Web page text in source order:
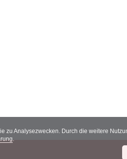
Analysezwecken. Durch die weitere
.